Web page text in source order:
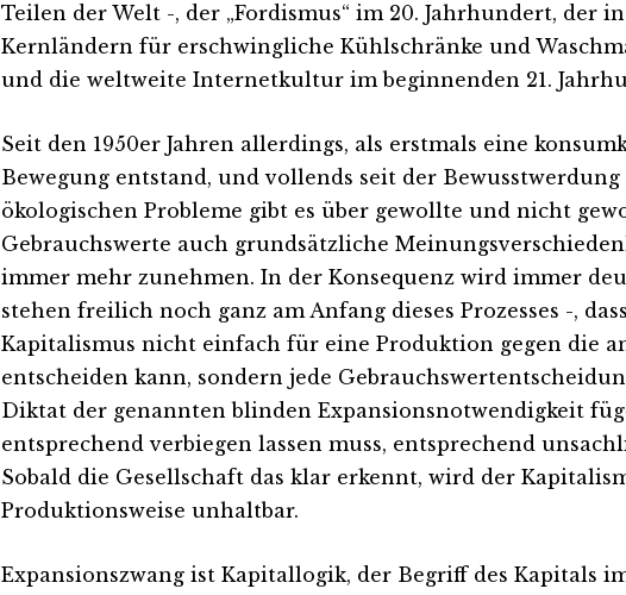
Teilen der Welt -, der „Fordismus“ im 20. Jahrhundert, der
Kernländern für erschwingliche Kühlschränke und
und die weltweite Internetkultur im beginnenden 21.
Seit den 1950er Jahren allerdings, als erstmals eine
Bewegung entstand, und vollends seit der Bewusstwerdung
ökologischen Probleme gibt es über gewollte und nicht
Gebrauchswerte auch grundsätzliche
immer mehr zunehmen. In der Konsequenz wird immer
stehen freilich noch ganz am Anfang dieses Prozesses -,
Kapitalismus nicht einfach für eine Produktion gegen die
entscheiden kann, sondern jede
Diktat der genannten blinden Expansionsnotwendigkeit
entsprechend verbiegen lassen muss, entsprechend
Sobald die Gesellschaft das klar erkennt, wird der
Produktionsweise unhaltbar.
Expansionszwang ist Kapitallogik, der Begriff des Kapitals